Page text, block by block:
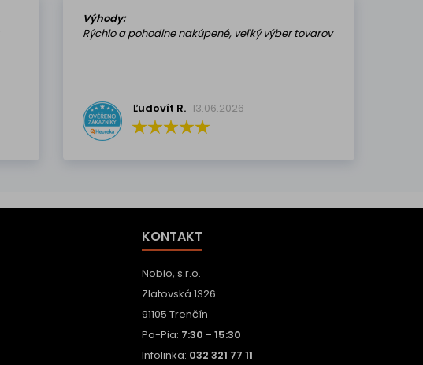
Výhody:
Rýchlo a pohodlne nakúpené, veľký výber tovarov
Ľudovít R. 13.06.2026
KONTAKT
Nobio, s.r.o.
Zlatovská 1326
91105 Trenčín
Po-Pia: 7:30 - 15:30
Infolinka: 032 321 77 11